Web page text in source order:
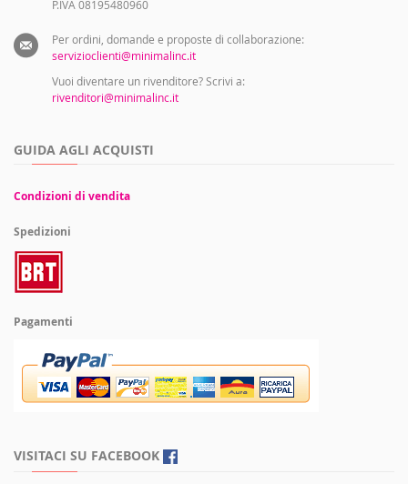
P.IVA 08195480960
Per ordini, domande e proposte di collaborazione:
servizioclienti@minimalinc.it
Vuoi diventare un rivenditore? Scrivi a:
rivenditori@minimalinc.it
GUIDA AGLI ACQUISTI
Condizioni di vendita
Spedizioni
Pagamenti
VISITACI SU FACEBOOK